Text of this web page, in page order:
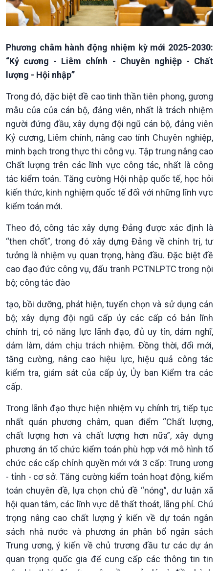
Podcast
Góc nhìn VOV1
Bình luận
10 phút Sự kiện - Luận bàn
Câu chuyện thời sự
Dòng chảy sự kiện
Đối thoại
Phương châm hành động nhiệm kỳ mới 2025-2030:
“Kỷ cương - Liêm chính - Chuyên nghiệp - Chất
lượng - Hội nhập”
Trong đó, đặc biệt đề cao tinh thần tiên phong, gương
mẫu của của cán bộ, đảng viên, nhất là trách nhiệm
người đứng đầu, xây dựng đội ngũ cán bộ, đảng viên
Kỷ cương, Liêm chính, nâng cao tính Chuyên nghiệp,
minh bạch trong thực thi công vụ. Tập trung nâng cao
Chất lượng trên các lĩnh vực công tác, nhất là công
tác kiểm toán. Tăng cường Hội nhập quốc tế, học hỏi
kiến thức, kinh nghiệm quốc tế đối với những lĩnh vực
kiểm toán mới.
Theo đó, công tác xây dựng Đảng được xác định là
“then chốt”, trong đó xây dựng Đảng về chính trị, tư
tưởng là nhiệm vụ quan trọng, hàng đầu. Đặc biệt đề
cao đạo đức công vụ, đấu tranh PCTNLPTC trong nội
bộ; công tác đào
tạo, bồi dưỡng, phát hiện, tuyển chọn và sử dụng cán
bộ; xây dựng đội ngũ cấp ủy các cấp có bản lĩnh
chính trị, có năng lực lãnh đạo, đủ uy tín, dám nghĩ,
dám làm, dám chịu trách nhiệm. Đồng thời, đổi mới,
tăng cường, nâng cao hiệu lực, hiệu quả công tác
kiểm tra, giám sát của cấp ủy, Ủy ban Kiểm tra các
cấp.
Trong lãnh đạo thực hiện nhiệm vụ chính trị, tiếp tục
nhất quán phương châm, quan điểm “Chất lượng,
chất lượng hơn và chất lượng hơn nữa”, xây dựng
phương án tổ chức kiểm toán phù hợp với mô hình tổ
chức các cấp chính quyền mới với 3 cấp: Trung ương
- tỉnh - cơ sở. Tăng cường kiểm toán hoạt động, kiểm
toán chuyên đề, lựa chọn chủ đề “nóng”, dư luận xã
hội quan tâm, các lĩnh vực dễ thất thoát, lãng phí. Chú
trọng nâng cao chất lượng ý kiến về dự toán ngân
sách nhà nước và phương án phân bổ ngân sách
Trung ương, ý kiến về chủ trương đầu tư các dự án
quan trọng quốc gia để cung cấp các thông tin tin